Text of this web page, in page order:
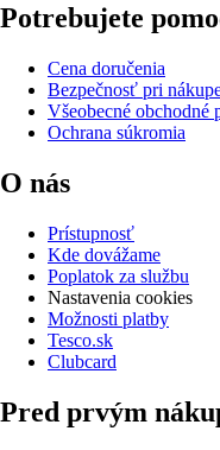
Potrebujete
Cena doručenia
Bezpečnosť pri
Všeobecné obchodné
Ochrana súkromia
O nás
Prístupnosť
Kde dovážame
Poplatok za službu
Nastavenia cookies
Možnosti platby
Tesco.sk
Clubcard
Pred prvým